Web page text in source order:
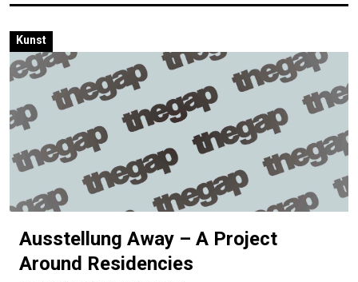
Kunst
Ausstellung Away – A Project
Around Residencies